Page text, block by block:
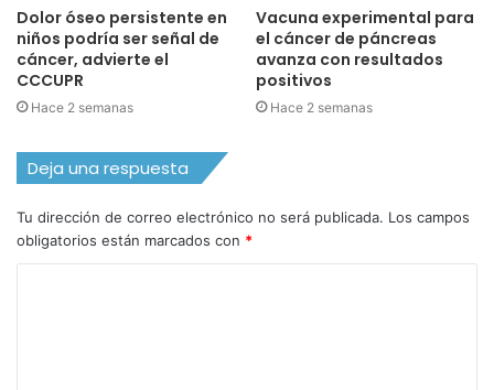
Dolor óseo persistente en
niños podría ser señal de
cáncer, advierte el
CCCUPR
Hace 2 semanas
Vacuna experimental para
el cáncer de páncreas
avanza con resultados
positivos
Hace 2 semanas
Deja una respuesta
Tu dirección de correo electrónico no será publicada. Los campos
obligatorios están marcados con *